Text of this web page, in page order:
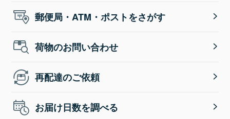
郵便局・ATM・ポストをさがす
荷物のお問い合わせ
再配達のご依頼
お届け日数を調べる